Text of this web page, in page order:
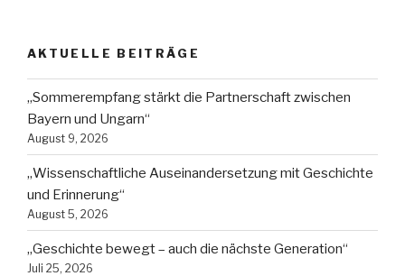
AKTUELLE BEITRÄGE
„Sommerempfang stärkt die Partnerschaft zwischen
Bayern und Ungarn“
August 9, 2026
„Wissenschaftliche Auseinandersetzung mit Geschichte
und Erinnerung“
August 5, 2026
„Geschichte bewegt – auch die nächste Generation“
Juli 25, 2026